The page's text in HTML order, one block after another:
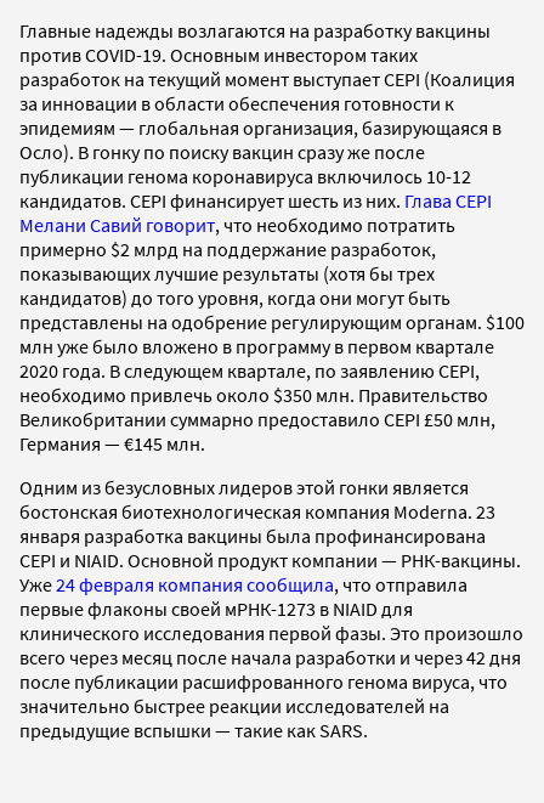
Главные надежды возлагаются на разработку вакцины
против COVID-19. Основным инвестором таких
разработок на текущий момент выступает CEPI (Коалиция
за инновации в области обеспечения готовности к
эпидемиям — глобальная организация, базирующаяся в
Осло). В гонку по поиску вакцин сразу же после
публикации генома коронавируса включилось 10-12
кандидатов. CEPI финансирует шесть из них. Глава CEPI
Мелани Савий говорит, что необходимо потратить
примерно $2 млрд на поддержание разработок,
показывающих лучшие результаты (хотя бы трех
кандидатов) до того уровня, когда они могут быть
представлены на одобрение регулирующим органам. $100
млн уже было вложено в программу в первом квартале
2020 года. В следующем квартале, по заявлению CEPI,
необходимо привлечь около $350 млн. Правительство
Великобритании суммарно предоставило CEPI £50 млн,
Германия — €145 млн.
Одним из безусловных лидеров этой гонки является
бостонская биотехнологическая компания Moderna. 23
января разработка вакцины была профинансирована
CEPI и NIAID. Основной продукт компании — РНК-вакцины.
Уже24 февраля компания сообщила, что отправила
первые флаконы своей мРНК-1273 в NIAID для
клинического иcследования первой фазы. Это произошло
всего через месяц после начала разработки и через 42 дня
после публикации расшифрованного генома вируса, что
значительно быстрее реакции исследователей на
предыдущие вспышки — такие как SARS.